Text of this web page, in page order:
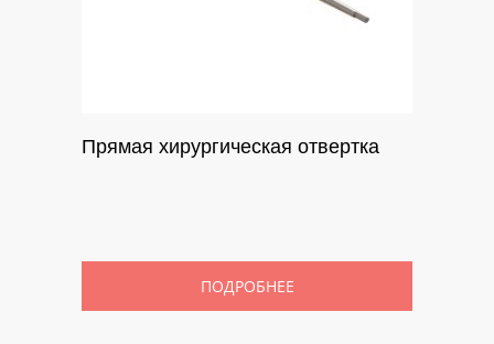
Прямая хирургическая отвертка
ПОДРОБНЕЕ